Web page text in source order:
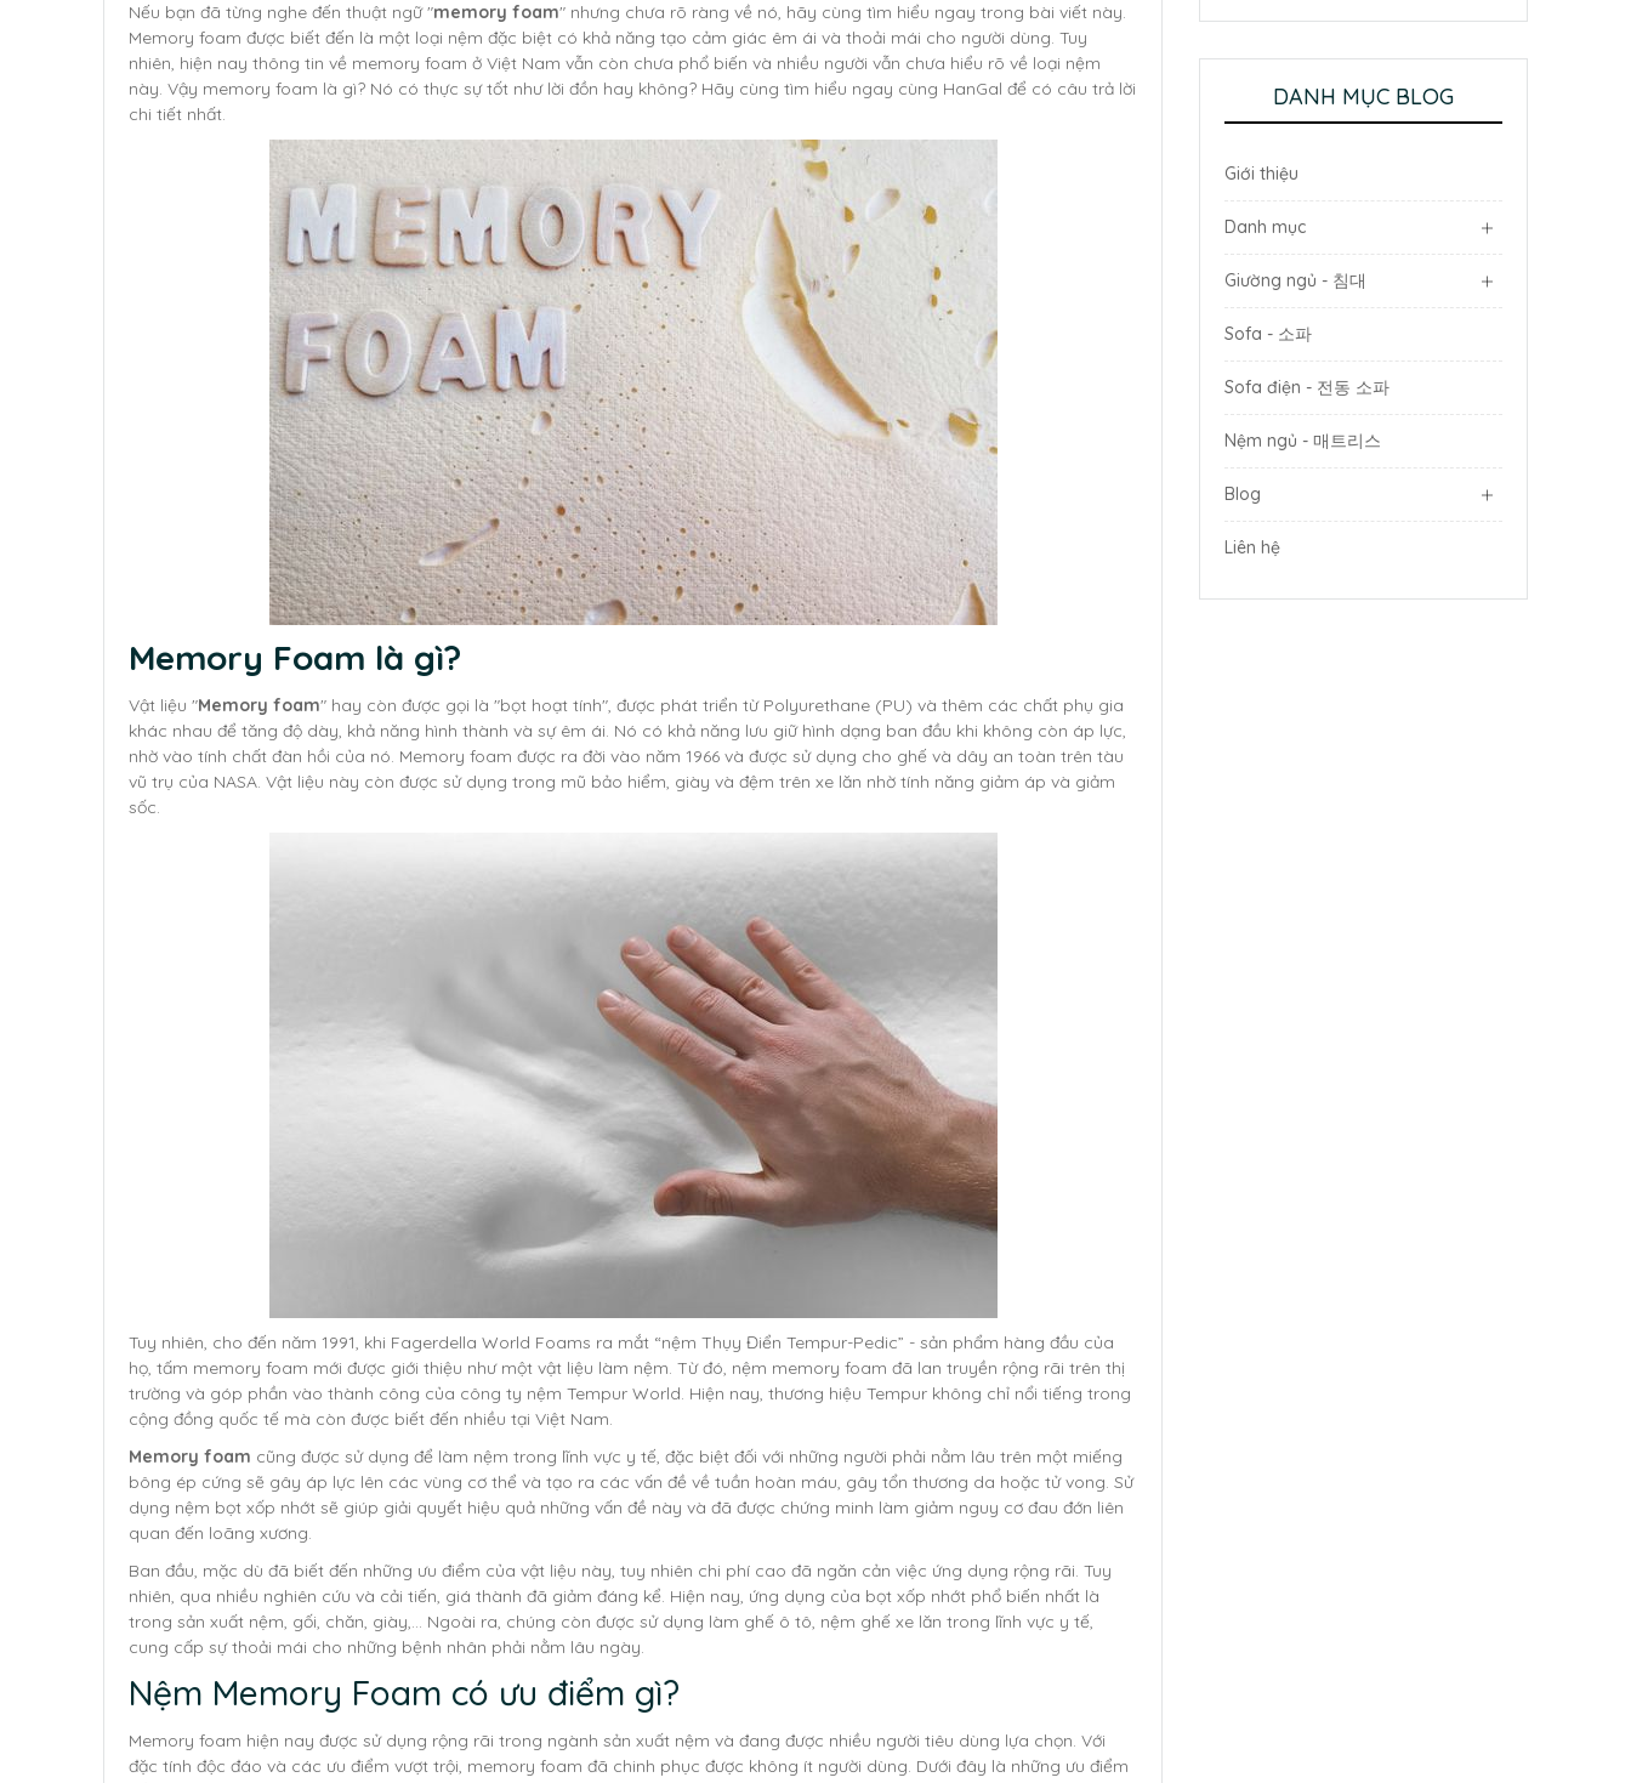
Nếu bạn đã từng nghe đến thuật ngữ "memory foam" nhưng chưa rõ ràng về nó, hãy cùng tìm hiểu ngay trong bài viết này.
Memory foam được biết đến là một loại nệm đặc biệt có khả năng tạo cảm giác êm ái và thoải mái cho người dùng. Tuy
nhiên, hiện nay thông tin về memory foam ở Việt Nam vẫn còn chưa phổ biến và nhiều người vẫn chưa hiểu rõ về loại nệm
này. Vậy memory foam là gì? Nó có thực sự tốt như lời đồn hay không? Hãy cùng tìm hiểu ngay cùng HanGal để có câu trả lời
chi tiết nhất.
Memory Foam là gì?
Vật liệu "Memory foam" hay còn được gọi là "bọt hoạt tính", được phát triển từ Polyurethane (PU) và thêm các chất phụ gia
khác nhau để tăng độ dày, khả năng hình thành và sự êm ái. Nó có khả năng lưu giữ hình dạng ban đầu khi không còn áp lực,
nhờ vào tính chất đàn hồi của nó. Memory foam được ra đời vào năm 1966 và được sử dụng cho ghế và dây an toàn trên tàu
vũ trụ của NASA. Vật liệu này còn được sử dụng trong mũ bảo hiểm, giày và đệm trên xe lăn nhờ tính năng giảm áp và giảm
sốc.
Tuy nhiên, cho đến năm 1991, khi Fagerdella World Foams ra mắt “nệm Thụy Điển Tempur-Pedic” - sản phẩm hàng đầu của
họ, tấm memory foam mới được giới thiệu như một vật liệu làm nệm. Từ đó, nệm memory foam đã lan truyền rộng rãi trên thị
trường và góp phần vào thành công của công ty nệm Tempur World. Hiện nay, thương hiệu Tempur không chỉ nổi tiếng trong
cộng đồng quốc tế mà còn được biết đến nhiều tại Việt Nam.
Memory foam cũng được sử dụng để làm nệm trong lĩnh vực y tế, đặc biệt đối với những người phải nằm lâu trên một miếng
bông ép cứng sẽ gây áp lực lên các vùng cơ thể và tạo ra các vấn đề về tuần hoàn máu, gây tổn thương da hoặc tử vong. Sử
dụng nệm bọt xốp nhớt sẽ giúp giải quyết hiệu quả những vấn đề này và đã được chứng minh làm giảm nguy cơ đau đớn liên
quan đến loãng xương.
Ban đầu, mặc dù đã biết đến những ưu điểm của vật liệu này, tuy nhiên chi phí cao đã ngăn cản việc ứng dụng rộng rãi. Tuy
nhiên, qua nhiều nghiên cứu và cải tiến, giá thành đã giảm đáng kể. Hiện nay, ứng dụng của bọt xốp nhớt phổ biến nhất là
trong sản xuất nệm, gối, chăn, giày,... Ngoài ra, chúng còn được sử dụng làm ghế ô tô, nệm ghế xe lăn trong lĩnh vực y tế,
cung cấp sự thoải mái cho những bệnh nhân phải nằm lâu ngày.
Nệm Memory Foam có ưu điểm gì?
Memory foam hiện nay được sử dụng rộng rãi trong ngành sản xuất nệm và đang được nhiều người tiêu dùng lựa chọn. Với
đặc tính độc đáo và các ưu điểm vượt trội, memory foam đã chinh phục được không ít người dùng. Dưới đây là những ưu điểm
DANH MỤC BLOG
Giới thiệu
Danh mục
Giường ngủ - 침대
Sofa - 소파
Sofa điện - 전동 소파
Nệm ngủ - 매트리스
Blog
Liên hệ